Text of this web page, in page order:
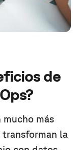
de
mucho más
transforman la